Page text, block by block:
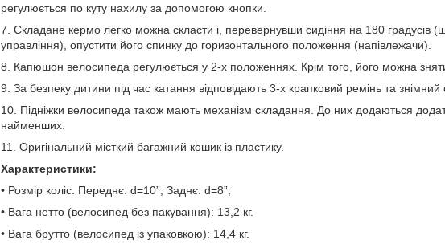
регулюється по куту нахилу за допомогою кнопки.
7. Складане кермо легко можна скласти і, перевернувши сидіння на 180 градусів
управління), опустити його спинку до горизонтального положення (напівлежачи).
8. Капюшон велосипеда регулюється у 2-х положеннях. Крім того, його можна
9. За безпеку дитини під час катання відповідають 3-х крапковий ремінь та
10. Підніжки велосипеда також мають механізм складання. До них додаються
найменших.
11. Оригінальний місткий багажний кошик із пластику.
Характеристики:
• Розмір коліс. Переднє: d=10”; Заднє: d=8”;
• Вага нетто (велосипед без пакування): 13,2 кг.
• Вага брутто (велосипед із упаковкою): 14,4 кг.